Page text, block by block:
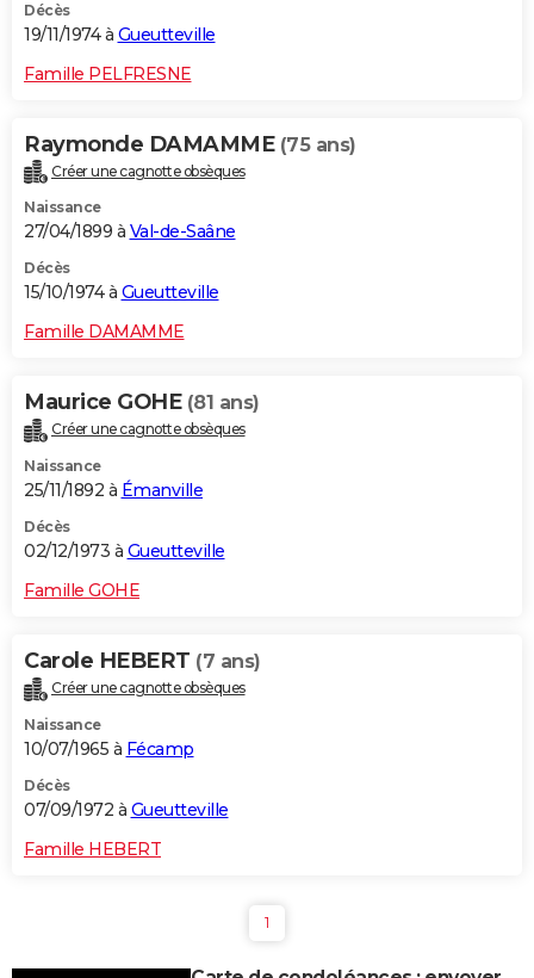
Décès
19/11/1974 à Gueutteville
Famille PELFRESNE
Raymonde DAMAMME (75 ans)
Créer une cagnotte obsèques
Naissance
27/04/1899 à Val-de-Saâne
Décès
15/10/1974 à Gueutteville
Famille DAMAMME
Maurice GOHE (81 ans)
Créer une cagnotte obsèques
Naissance
25/11/1892 à Émanville
Décès
02/12/1973 à Gueutteville
Famille GOHE
Carole HEBERT (7 ans)
Créer une cagnotte obsèques
Naissance
10/07/1965 à Fécamp
Décès
07/09/1972 à Gueutteville
Famille HEBERT
1